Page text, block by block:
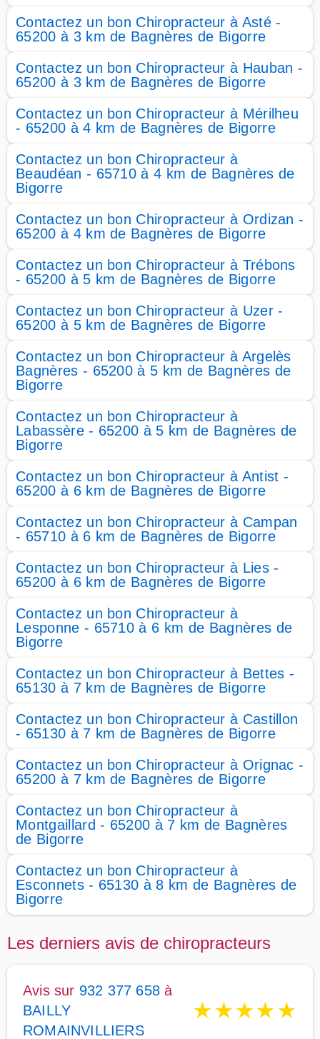
Contactez un bon Chiropracteur à Asté -
65200 à 3 km de Bagnères de Bigorre
Contactez un bon Chiropracteur à Hauban -
65200 à 3 km de Bagnères de Bigorre
Contactez un bon Chiropracteur à Mérilheu
- 65200 à 4 km de Bagnères de Bigorre
Contactez un bon Chiropracteur à
Beaudéan - 65710 à 4 km de Bagnères de
Bigorre
Contactez un bon Chiropracteur à Ordizan -
65200 à 4 km de Bagnères de Bigorre
Contactez un bon Chiropracteur à Trébons
- 65200 à 5 km de Bagnères de Bigorre
Contactez un bon Chiropracteur à Uzer -
65200 à 5 km de Bagnères de Bigorre
Contactez un bon Chiropracteur à Argelès
Bagnères - 65200 à 5 km de Bagnères de
Bigorre
Contactez un bon Chiropracteur à
Labassère - 65200 à 5 km de Bagnères de
Bigorre
Contactez un bon Chiropracteur à Antist -
65200 à 6 km de Bagnères de Bigorre
Contactez un bon Chiropracteur à Campan
- 65710 à 6 km de Bagnères de Bigorre
Contactez un bon Chiropracteur à Lies -
65200 à 6 km de Bagnères de Bigorre
Contactez un bon Chiropracteur à
Lesponne - 65710 à 6 km de Bagnères de
Bigorre
Contactez un bon Chiropracteur à Bettes -
65130 à 7 km de Bagnères de Bigorre
Contactez un bon Chiropracteur à Castillon
- 65130 à 7 km de Bagnères de Bigorre
Contactez un bon Chiropracteur à Orignac -
65200 à 7 km de Bagnères de Bigorre
Contactez un bon Chiropracteur à
Montgaillard - 65200 à 7 km de Bagnères
de Bigorre
Contactez un bon Chiropracteur à
Esconnets - 65130 à 8 km de Bagnères de
Bigorre
Les derniers avis de chiropracteurs
Avis sur 932 377 658 à
BAILLY
ROMAINVILLIERS
★★★★★